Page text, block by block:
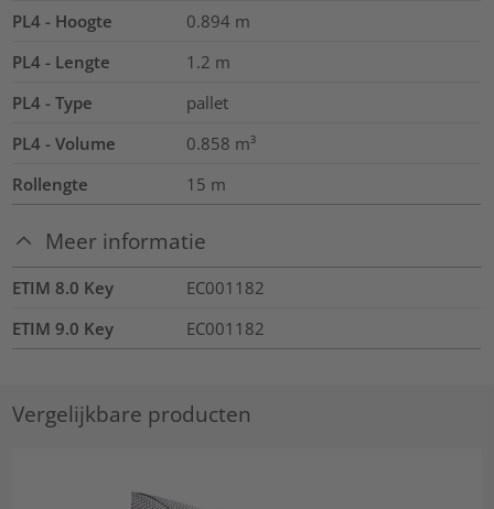
PL4 - Hoogte
0.894 m
PL4 - Lengte
1.2 m
PL4 - Type
pallet
PL4 - Volume
0.858 m³
Rollengte
15 m
Meer informatie
ETIM 8.0 Key
EC001182
ETIM 9.0 Key
EC001182
Vergelijkbare producten